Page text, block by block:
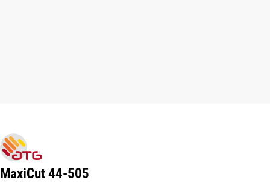
MaxiCut 44-505